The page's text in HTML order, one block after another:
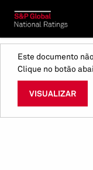
Este documento
Clique no botão
VISUALIZAR